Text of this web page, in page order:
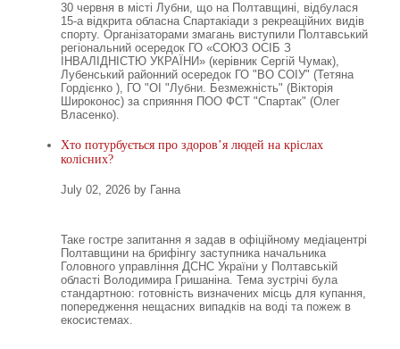
30 червня в місті Лубни, що на Полтавщині, відбулася
15-а відкрита обласна Спартакіади з рекреаційних видів
спорту. Організаторами змагань виступили Полтавський
регіональний осередок ГО «СОЮЗ ОСІБ З
ІНВАЛІДНІСТЮ УКРАЇНИ» (керівник Сергій Чумак),
Лубенський районний осередок ГО "ВО СОІУ" (Тетяна
Гордієнко ), ГО "ОІ "Лубни. Безмежність" (Вікторія
Широконос) за сприяння ПОО ФСТ "Спартак" (Олег
Власенко).
Хто потурбується про здоров’я людей на кріслах
колісних?
July 02, 2026 by Ганна
Таке гостре запитання я задав в офіційному медіацентрі
Полтавщини на брифінгу заступника начальника
Головного управління ДСНС України у Полтавській
області Володимира Гришаніна. Тема зустрічі була
стандартною: готовність визначених місць для купання,
попередження нещасних випадків на воді та пожеж в
екосистемах.